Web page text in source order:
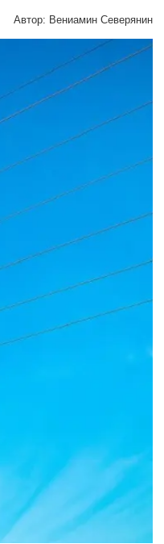
Автор: Вениамин Северянин